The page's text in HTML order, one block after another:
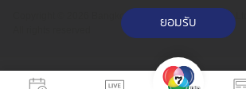
Copyright © 2026 Bangkok Broadcasting & T.V. Co.,Ltd.
ยอมรับ